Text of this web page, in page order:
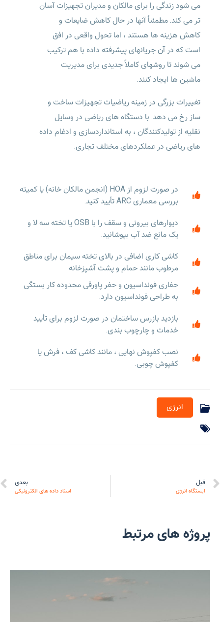
می شود زندگی را برای مالکان و مدیران تجهیزات آسان
تر می کند. مطمئناً آنها در حال کاهش ضایعات و
کاهش هزینه ها هستند ، اما تحول واقعی در افق
است که در آن جریانهای پیشرفته داده با هم ترکیب
می شوند تا روشهای کاملاً جدیدی برای مدیریت
ماشین ها ایجاد کنند.
تغییرات بزرگی در زمینه ریاضیات تجهیزات ساخت و
ساز رخ می دهد. با دستگاه های ریاضی در وسایل
نقلیه از تولیدکنندگان ، به استانداردسازی و ادغام داده
های ریاضی در عملکردهای مختلف تجاری.
در صورت لزوم از HOA (انجمن مالکان خانه) یا کمیته
بررسی معماری ARC تأیید کنید.
دیوارهای بیرونی و سقف را با OSB یا تخته سه لا و
یک مانع ضد آب بپوشانید.
کاشی کاری اضافی در بالای تخته سیمان برای مناطق
مرطوب مانند حمام و پشت آشپزخانه
حفاری فونداسیون و حفر پاورقی محدوده کار بستگی
به طراحی فونداسیون دارد.
بازدید بازرس ساختمان در صورت لزوم برای تأیید
خدمات و چارچوب بندی.
نصب کفپوش نهایی ، مانند کاشی کف ، فرش یا
کفپوش چوبی.
انرژی
قبل
ایستگاه انرژی
بعدی
اسناد داده های الکترونیکی
پروژه های مرتبط